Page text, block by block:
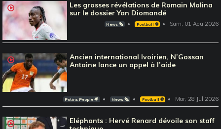
Les grosses révélations de Romain Molina
sur le dossier Yan Diomandé
News 🗞️ Football ⚽️ Sam, 01 Aou 2026
Ancien international Ivoirien, N’Gossan
Antoine lance un appel à l’aide
Potins People 🌟 News 🗞️ Football ⚽️ Mar, 28 Jul 2026
Eléphants : Hervé Renard dévoile son staff